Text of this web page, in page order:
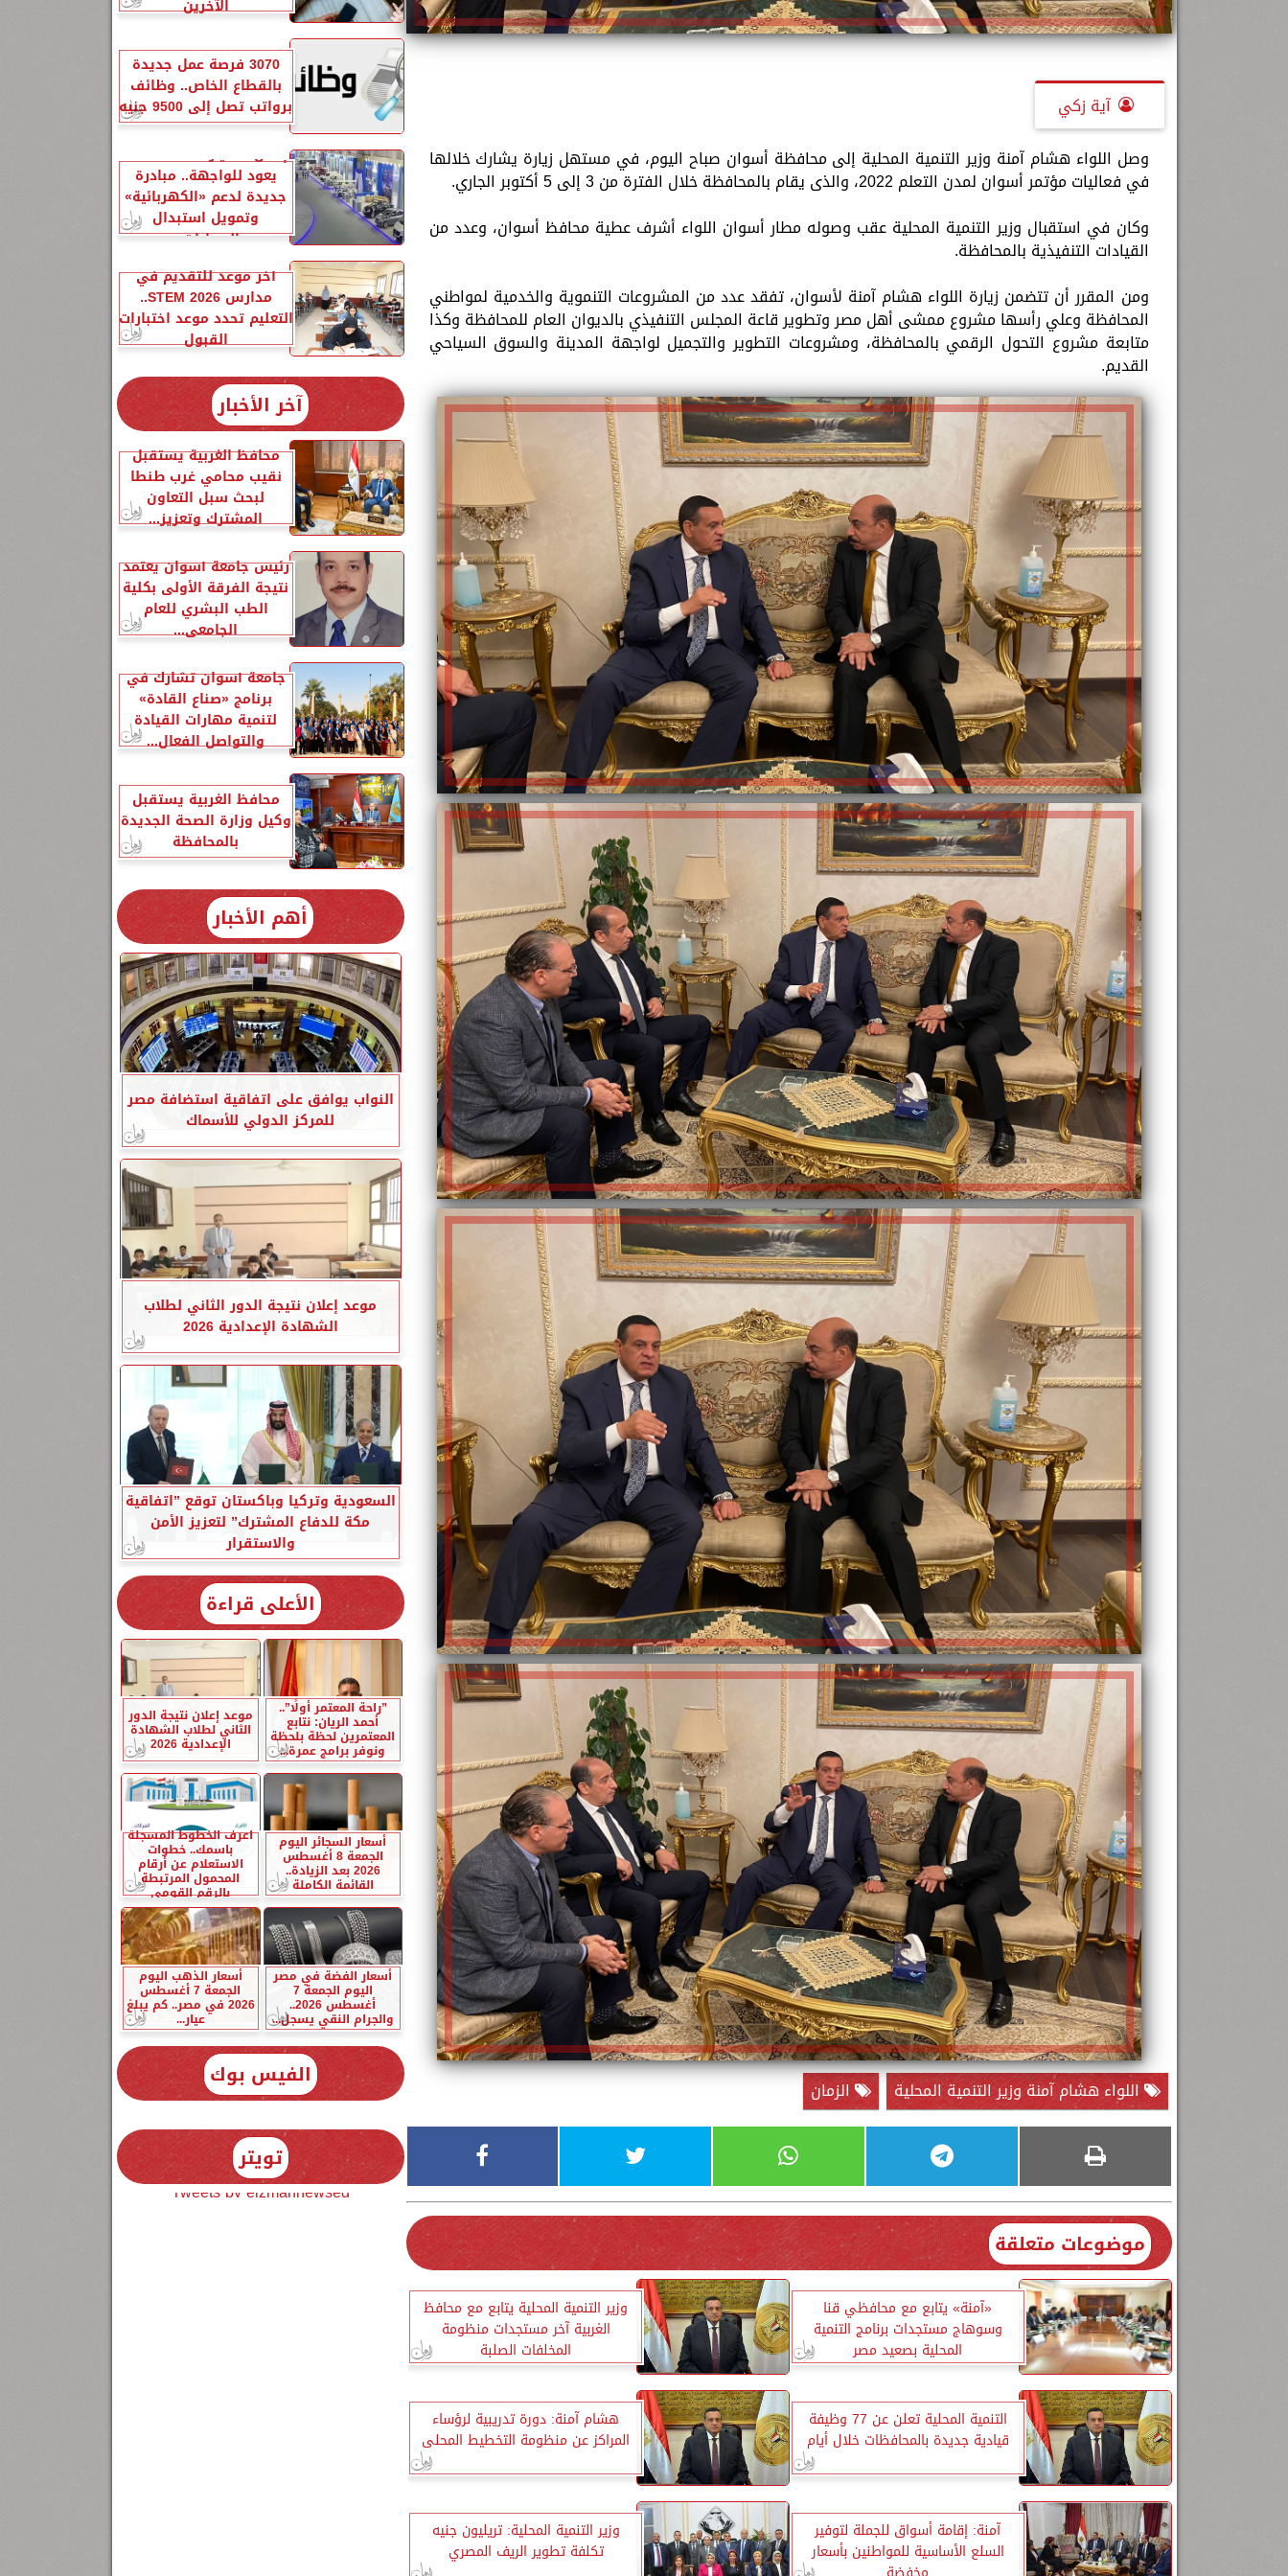
آية زكي
وصل اللواء هشام آمنة وزير التنمية المحلية إلى محافظة أسوان صباح اليوم، في مستهل زيارة يشارك خلالها
في فعاليات مؤتمر أسوان لمدن التعلم 2022، والذى يقام بالمحافظة خلال الفترة من 3 إلى 5 أكتوبر الجاري.
وكان في استقبال وزير التنمية المحلية عقب وصوله مطار أسوان اللواء أشرف عطية محافظ أسوان، وعدد من
القيادات التنفيذية بالمحافظة.
ومن المقرر أن تتضمن زيارة اللواء هشام آمنة لأسوان، تفقد عدد من المشروعات التنموية والخدمية لمواطني
المحافظة وعلي رأسها مشروع ممشى أهل مصر وتطوير قاعة المجلس التنفيذي بالديوان العام للمحافظة وكذا
متابعة مشروع التحول الرقمي بالمحافظة، ومشروعات التطوير والتجميل لواجهة المدينة والسوق السياحي
القديم.
اللواء هشام آمنة وزير التنمية المحلية الزمان
موضوعات متعلقة
«آمنة» يتابع مع محافظي قنا
وسوهاج مستجدات برنامج التنمية
المحلية بصعيد مصر
وزير التنمية المحلية يتابع مع محافظ
الغربية آخر مستجدات منظومة
المخلفات الصلبة
التنمية المحلية تعلن عن 77 وظيفة
قيادية جديدة بالمحافظات خلال أيام
هشام آمنة: دورة تدريبية لرؤساء
المراكز عن منظومة التخطيط المحلى
آمنة: إقامة أسواق للجملة لتوفير
السلع الأساسية للمواطنين بأسعار
وزير التنمية المحلية: تريليون جنيه
تكلفة تطوير الريف المصري
الآخرين
3070 فرصة عمل جديدة
بالقطاع الخاص.. وظائف
برواتب تصل إلى 9500 جنيه
إحلال السيارات المتهالكة
يعود للواجهة.. مبادرة
جديدة لدعم «الكهربائية»
وتمويل استبدال
السيارات...
آخر موعد للتقديم في
مدارس STEM 2026..
التعليم تحدد موعد اختبارات
القبول
آخر الأخبار
محافظ الغربية يستقبل
نقيب محامي غرب طنطا
لبحث سبل التعاون
المشترك وتعزيز...
رئيس جامعة أسوان يعتمد
نتيجة الفرقة الأولى بكلية
الطب البشري للعام
الجامعي...
جامعة أسوان تشارك في
برنامج «صناع القادة»
لتنمية مهارات القيادة
والتواصل الفعال...
محافظ الغربية يستقبل
وكيل وزارة الصحة الجديدة
بالمحافظة
أهم الأخبار
النواب يوافق على اتفاقية استضافة مصر
للمركز الدولي للأسماك
موعد إعلان نتيجة الدور الثاني لطلاب
الشهادة الإعدادية 2026
السعودية وتركيا وباكستان توقع ”اتفاقية
مكة للدفاع المشترك” لتعزيز الأمن
والاستقرار
الأعلى قراءة
”راحة المعتمر أولًا”..
أحمد الريان: نتابع
المعتمرين لحظة بلحظة
ونوفر برامج عمرة...
موعد إعلان نتيجة الدور
الثاني لطلاب الشهادة
الإعدادية 2026
أسعار السجائر اليوم
الجمعة 8 أغسطس
2026 بعد الزيادة..
القائمة الكاملة
اعرف الخطوط المسجلة
باسمك.. خطوات
الاستعلام عن أرقام
المحمول المرتبطة
بالرقم القومي
أسعار الفضة في مصر
اليوم الجمعة 7
أغسطس 2026..
والجرام النقي يسجل...
أسعار الذهب اليوم
الجمعة 7 أغسطس
2026 في مصر.. كم يبلغ
عيار...
الفيس بوك
تويتر
Tweets by elzmannewseg